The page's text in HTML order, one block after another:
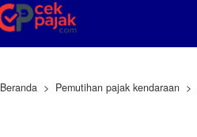
Beranda Pemutihan pajak kendaraan